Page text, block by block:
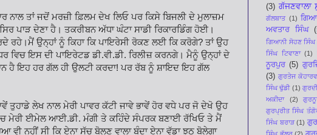
ਨਾਲ ਤਾਂ ਜਦੋਂ ਮਰਜ਼ੀ ਫ਼ਿਲਮ ਦੇਖ ਲਿਓ ਪਰ ਕਿਸੇ ਬਿਜਲੀ ਦੇ ਮੁਲਾਜ਼ਮ
ਪਾੜ ਦੇਣਾ ਹੈ। ਤਕਰੀਬਨ ਅੱਧਾ ਘੰਟਾ ਸਾਡੀ ਰਿਕਾਰਡਿੰਗ ਹੋਈ।
ਰਹੇ।ਮੈਂ ਉਨ੍ਹਾਂ ਨੂੰ ਕਿਹਾ ਕਿ ਪਾਇਰੇਸੀ ਰੋਕਣ ਲਈ ਕਿ ਕਰੋਗੇ? ਤਾਂ ਉਹ
ਵਿਚ ਇਸ ਦੀ ਪਾਇਰੇਟਡ ਡੀ.ਵੀ.ਡੀ. ਰਿਲੀਜ਼ ਕਰਨਗੇ। ਮੈਨੂੰ ਉਨ੍ਹਾਂ ਦੇ
ਹੈ ਇਹ ਹਰ ਗੱਲ ਹੀ ਉਲਟੀ ਕਰਦਾ! ਪਰ ਰੱਬ ਨੂੰ ਸ਼ਾਇਦ ਇਹ ਗੱਲ
ਤੁਹਾਡੇ ਲੇਖ ਨਾਲ ਮੇਰੀ ਪਾਵਰ ਕੱਟੀ ਜਾਵੇ ਭਾਵੇਂ ਹੋਰ ਵਧੇ ਪਰ ਜੋ ਦੇਖੋ ਉਹ
'ਚ ਮੇਰੀ ਈਮੇਲ ਆਈ.ਡੀ. ਮੰਗੀ ਤੇ ਕਹਿੰਦੇ ਸੰਪਰਕ ਬਣਾਈ ਰੱਖਿਓ ਤੇ ਮੈਂ
ਨਹੀਂ ਸੀ ਕਿ ਏਨਾ ਸੱਚ ਬੋਲਣ ਵਾਲਾ ਬੰਦਾ ਏਨਾ ਵੱਡਾ ਝੂਠ ਬੋਲੇਗਾ
(3) ਗੱਜਣਵਾਲਾ
ਗੱਲਬਾਤ (1)
ਅਵਤਾਰ ਸਿੰਘ
ਗਿਆਨੀ ਸੋਹਣ ਸਿੰਘ
ਸਿੰਘ ਟਿਵਾਣਾ (1)
ਨੂਰਪੁਰ (5)
(3) ਗੁਰਤੇਜ
ਸਿੰਘ ਢੁੱਡੀ (1)
ਅਕੀਦਾ
(2)
ਗੁਰਪ੍ਰੀਤ ਸਿੰਘ
ਸਿੰਘ ਬਰਾੜ (1)
ਸਿੰਘ ਭੁੱਲਰ (2)